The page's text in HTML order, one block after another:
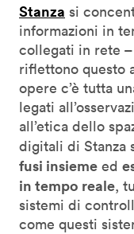
Stanza si
informazioni in
collegati in rete
riflettono questo
opere c’è tutta
legati
all’etica dello
digitali di Stanza
fusi insieme ed
in tempo reale,
sistemi di
come questi